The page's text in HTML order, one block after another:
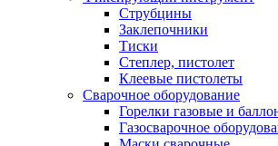
Струбцины
Заклепочники
Тиски
Степлер, пистолет
Клеевые пистолеты
Сварочное оборудование
Горелки газовые и
Газосварочное